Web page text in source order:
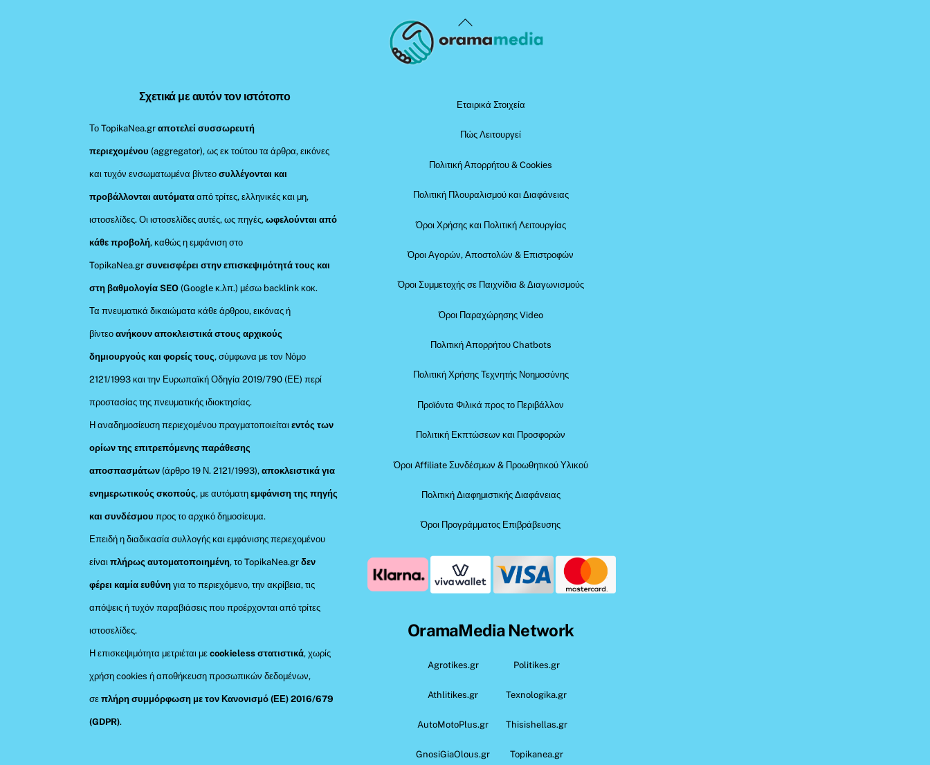
Back
To
Σχετικά με αυτόν τον ιστότοπο
Το TopikaNea.grαποτελεί συσσωρευτή
περιεχομένου (aggregator), ως εκ τούτου τα άρθρα, εικόνες
και τυχόν ενσωματωμένα βίντεοσυλλέγονται και
προβάλλονται αυτόματααπό τρίτες, ελληνικές και μη,
ιστοσελίδες. Οι ιστοσελίδες αυτές, ως πηγές,ωφελούνται από
κάθε προβολή, καθώς η εμφάνιση στο
TopikaNea.gr συνεισφέρει στην επισκεψιμότητά τους και
στη βαθμολογία SEO (Google κ.λπ.) μέσω backlink κοκ.
Τα πνευματικά δικαιώματα κάθε άρθρου, εικόνας ή
βίντεοανήκουν αποκλειστικά στους αρχικούς
δημιουργούς και φορείς τους, σύμφωνα με τον Νόμο
2121/1993 και την Ευρωπαϊκή Οδηγία 2019/790 (ΕΕ) περί
προστασίας της πνευματικής ιδιοκτησίας.
Η αναδημοσίευση περιεχομένου πραγματοποιείταιεντός των
ορίων της επιτρεπόμενης παράθεσης
αποσπασμάτων (άρθρο 19 Ν. 2121/1993), αποκλειστικά για
ενημερωτικούς σκοπούς, με αυτόματηεμφάνιση της πηγής
και συνδέσμου προς το αρχικό δημοσίευμα.
Επειδή η διαδικασία συλλογής και εμφάνισης περιεχομένου
είναιπλήρως αυτοματοποιημένη, το TopikaNea.grδεν
φέρει καμία ευθύνη για το περιεχόμενο, την ακρίβεια, τις
απόψεις ή τυχόν παραβιάσεις που προέρχονται από τρίτες
ιστοσελίδες.
Η επισκεψιμότητα μετριέται μεcookieless στατιστικά, χωρίς
χρήση cookies ή αποθήκευση προσωπικών δεδομένων,
σεπλήρη συμμόρφωση με τον Κανονισμό (ΕΕ) 2016/679
(GDPR).
Εταιρικά Στοιχεία
Πώς Λειτουργεί
Πολιτική Απορρήτου & Cookies
Πολιτική Πλουραλισμού και Διαφάνειας
Όροι Χρήσης και Πολιτική Λειτουργίας
Όροι Αγορών, Αποστολών & Επιστροφών
Όροι Συμμετοχής σε Παιχνίδια & Διαγωνισμούς
Όροι Παραχώρησης Video
Πολιτική Απορρήτου Chatbots
Πολιτική Χρήσης Τεχνητής Νοημοσύνης
Προϊόντα Φιλικά προς το Περιβάλλον
Πολιτική Εκπτώσεων και Προσφορών
Όροι Affiliate Συνδέσμων & Προωθητικού Υλικού
Πολιτική Διαφημιστικής Διαφάνειας
Όροι Προγράμματος Επιβράβευσης
OramaMedia Network
Agrotikes.gr Politikes.gr
Athlitikes.gr Texnologika.gr
AutoMotoPlus.gr Thisishellas.gr
GnosiGiaOlous.gr Topikanea.gr